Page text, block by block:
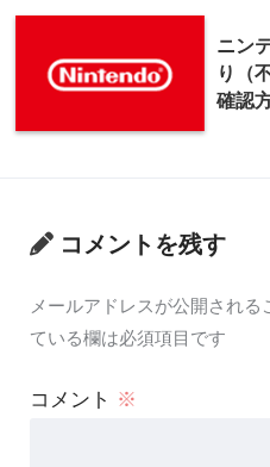
ニン
り（
確認
コメントを残す
メールアドレスが公開される
ている欄は必須項目です
コメント ※